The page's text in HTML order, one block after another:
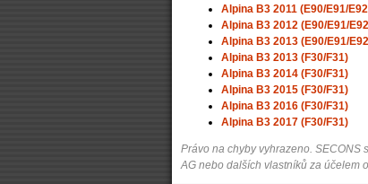
Alpina B3 2011 (E90/E91/
Alpina B3 2012 (E90/E91/
Alpina B3 2013 (E90/E91/
Alpina B3 2013 (F30/F31)
Alpina B3 2014 (F30/F31)
Alpina B3 2015 (F30/F31)
Alpina B3 2016 (F30/F31)
Alpina B3 2017 (F30/F31)
Právo na chyby vyhrazeno. SECONS
AG nebo dalších vlastníků za účelem